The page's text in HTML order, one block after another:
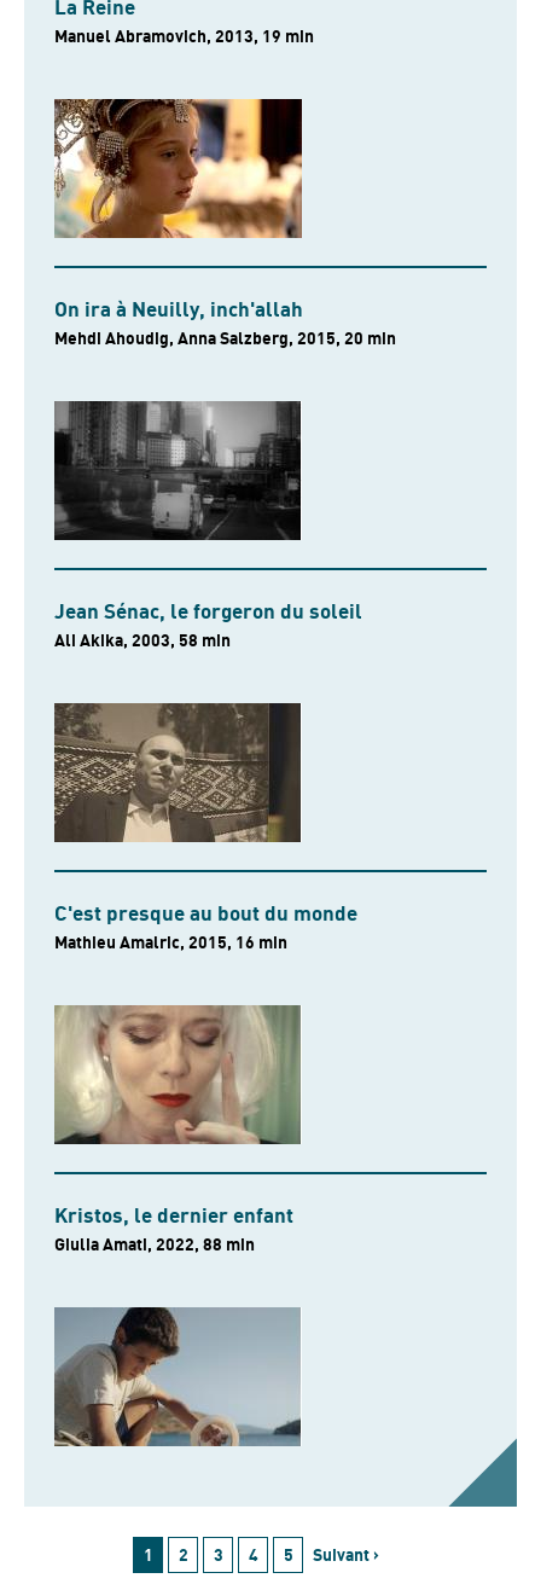
La Reine
Manuel Abramovich, 2013, 19 min
On ira à Neuilly, inch'allah
Mehdi Ahoudig, Anna Salzberg, 2015, 20 min
Jean Sénac, le forgeron du soleil
Ali Akika, 2003, 58 min
C'est presque au bout du monde
Mathieu Amalric, 2015, 16 min
Kristos, le dernier enfant
Giulia Amati, 2022, 88 min
1 2 3 4 5 Suivant ›